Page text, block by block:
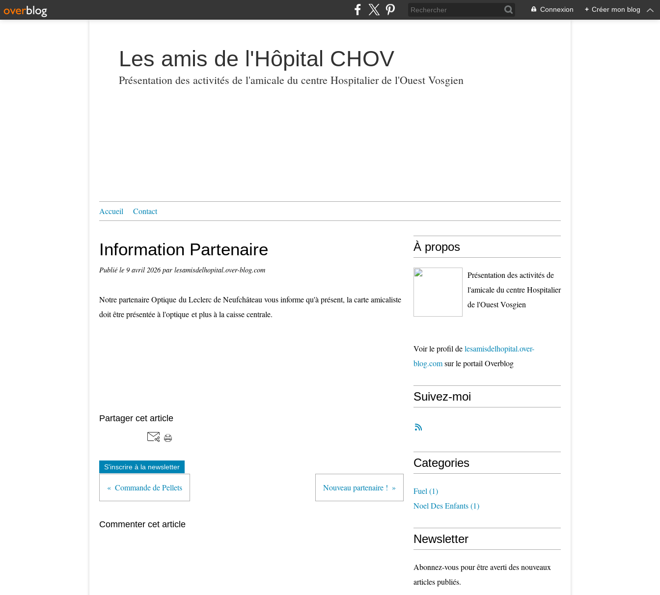
Connexion + Créer mon blog
Les amis de l'Hôpital CHOV
Présentation des activités de l'amicale du centre Hospitalier de l'Ouest Vosgien
Accueil Contact
Information Partenaire
Publié le 9 avril 2026par lesamisdelhopital.over-blog.com
Notre partenaire Optique du Leclerc de Neufchâteau vous informe qu'à présent, la carte amicaliste
doit être présentée à l'optique et plus à la caisse centrale.
Partager cet article
S'inscrire à la newsletter
Commande de Pellets Nouveau partenaire !
Commenter cet article
À propos
Présentation des activités de
l'amicale du centre Hospitalier
de l'Ouest Vosgien
Voir le profil delesamisdelhopital.over-
blog.comsur le portail Overblog
Suivez-moi
Categories
Fuel (1)
Noel Des Enfants(1)
Newsletter
Abonnez-vous pour être averti des nouveaux
articles publiés.